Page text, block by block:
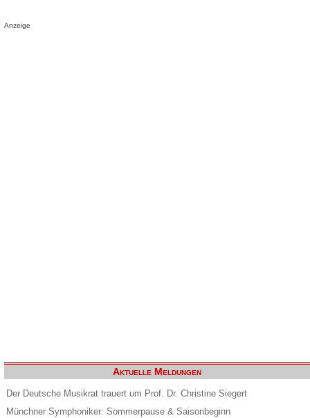
Anzeige
Aktuelle Meldungen
Der Deutsche Musikrat trauert um Prof. Dr. Christine Siegert
Münchner Symphoniker: Sommerpause & Saisonbeginn